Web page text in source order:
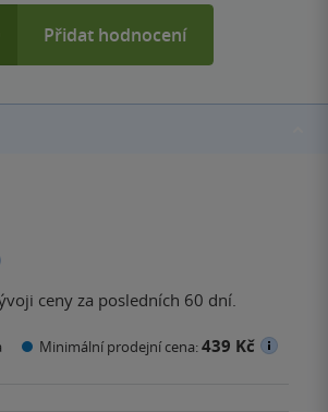
Přidat hodnocení
ceny za posledních 60 dní.
Minimální prodejní cena:439 Kč